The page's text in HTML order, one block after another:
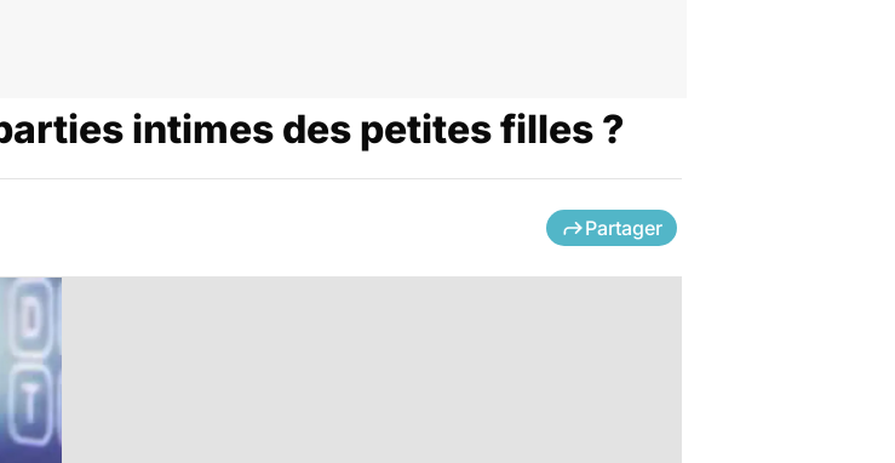
intimes des petites filles ?
Partager